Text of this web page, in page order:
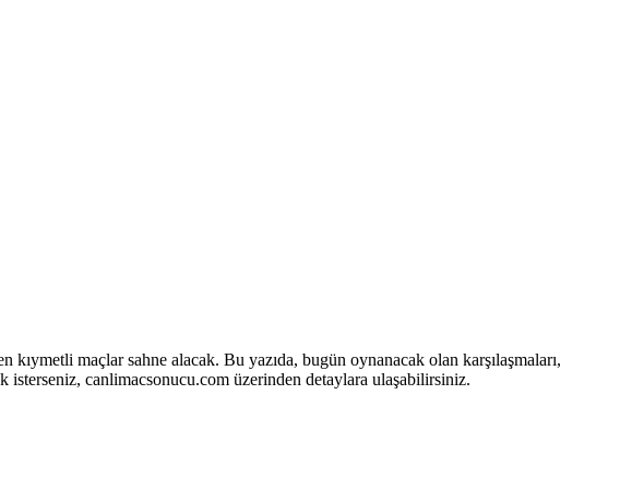
maçlar sahne alacak. Bu yazıda, bugün oynanacak olan karşılaşmaları,
isterseniz, canlimacsonucu.com üzerinden detaylara ulaşabilirsiniz.